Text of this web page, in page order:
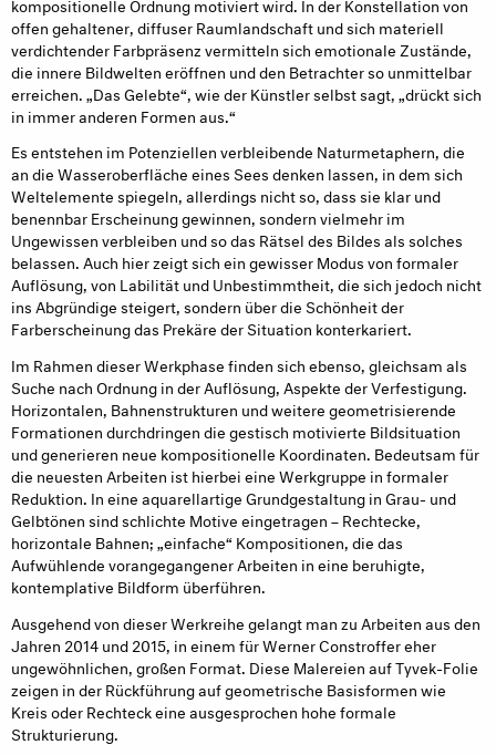
offen gehaltener, diffuser Raumlandschaft und sich materiell
verdichtender Farbpräsenz vermitteln sich emotionale Zustände,
die innere Bildwelten eröffnen und den Betrachter so unmittelbar
erreichen. „Das Gelebte“, wie der Künstler selbst sagt, „drückt sich
in immer anderen Formen aus.“
Es entstehen im Potenziellen verbleibende Naturmetaphern, die
an die Wasseroberfläche eines Sees denken lassen, in dem sich
Weltelemente spiegeln, allerdings nicht so, dass sie klar und
benennbar Erscheinung gewinnen, sondern vielmehr im
Ungewissen verbleiben und so das Rätsel des Bildes als solches
belassen. Auch hier zeigt sich ein gewisser Modus von formaler
Auflösung, von Labilität und Unbestimmtheit, die sich jedoch nicht
ins Abgründige steigert, sondern über die Schönheit der
Farberscheinung das Prekäre der Situation konterkariert.
Im Rahmen dieser Werkphase finden sich ebenso, gleichsam als
Suche nach Ordnung in der Auflösung, Aspekte der Verfestigung.
Horizontalen, Bahnenstrukturen und weitere geometrisierende
Formationen durchdringen die gestisch motivierte Bildsituation
und generieren neue kompositionelle Koordinaten. Bedeutsam für
die neuesten Arbeiten ist hierbei eine Werkgruppe in formaler
Reduktion. In eine aquarellartige Grundgestaltung in Grau- und
Gelbtönen sind schlichte Motive eingetragen – Rechtecke,
horizontale Bahnen; „einfache“ Kompositionen, die das
Aufwühlende vorangegangener Arbeiten in eine beruhigte,
kontemplative Bildform überführen.
Ausgehend von dieser Werkreihe gelangt man zu Arbeiten aus den
Jahren 2014 und 2015, in einem für Werner Constroffer eher
ungewöhnlichen, großen Format. Diese Malereien auf Tyvek-Folie
zeigen in der Rückführung auf geometrische Basisformen wie
Kreis oder Rechteck eine ausgesprochen hohe formale
Strukturierung.